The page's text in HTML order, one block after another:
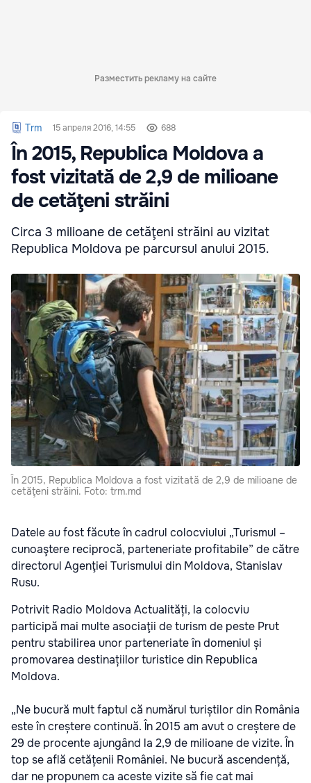
Разместить рекламу на сайте
Trm 15 апреля 2016, 14:55 688
În 2015, Republica Moldova a
fost vizitată de 2,9 de milioane
de cetăţeni străini
Circa 3 milioane de cetăţeni străini au vizitat
Republica Moldova pe parcursul anului 2015.
În 2015, Republica Moldova a fost vizitată de 2,9 de milioane de
cetăţeni străini. Foto: trm.md
Datele au fost făcute în cadrul colocviului „Turismul –
cunoaştere reciprocă, parteneriate profitabile” de către
directorul Agenţiei Turismului din Moldova, Stanislav
Rusu.
Potrivit Radio Moldova Actualități, la colocviu
participă mai multe asociaţii de turism de peste Prut
pentru stabilirea unor parteneriate în domeniul și
promovarea destinațiilor turistice din Republica
Moldova.
„Ne bucură mult faptul că numărul turiștilor din România
este în creștere continuă. În 2015 am avut o creștere de
29 de procente ajungând la 2,9 de milioane de vizite. În
top se află cetățenii României. Ne bucură ascendență,
dar ne propunem ca aceste vizite să fie cat mai